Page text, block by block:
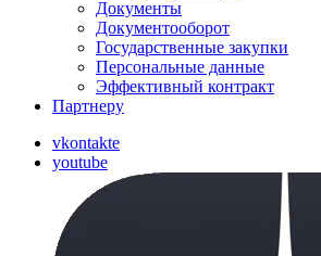
Документы
Документооборот
Государственные закупки
Персональные данные
Эффективный контракт
Партнеру
vkontakte
youtube